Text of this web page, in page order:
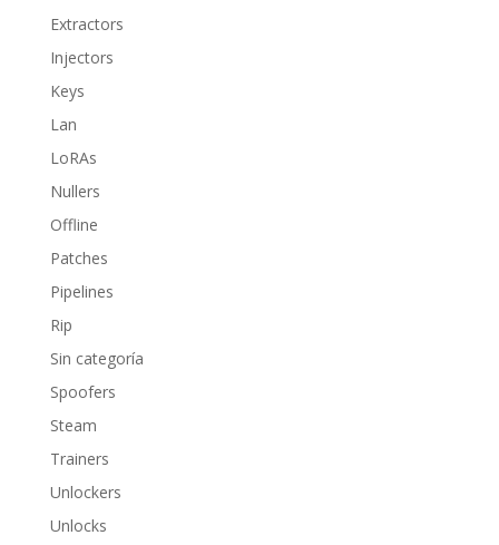
Extractors
Injectors
Keys
Lan
LoRAs
Nullers
Offline
Patches
Pipelines
Rip
Sin categoría
Spoofers
Steam
Trainers
Unlockers
Unlocks